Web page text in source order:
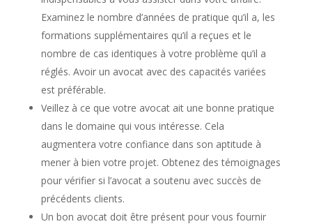
Examinez le nombre d’années de pratique qu’il a, les
formations supplémentaires qu’il a reçues et le
nombre de cas identiques à votre problème qu’il a
réglés. Avoir un avocat avec des capacités variées
est préférable.
Veillez à ce que votre avocat ait une bonne pratique
dans le domaine qui vous intéresse. Cela
augmentera votre confiance dans son aptitude à
mener à bien votre projet. Obtenez des témoignages
pour vérifier si l’avocat a soutenu avec succès de
précédents clients.
Un bon avocat doit être présent pour vous fournir